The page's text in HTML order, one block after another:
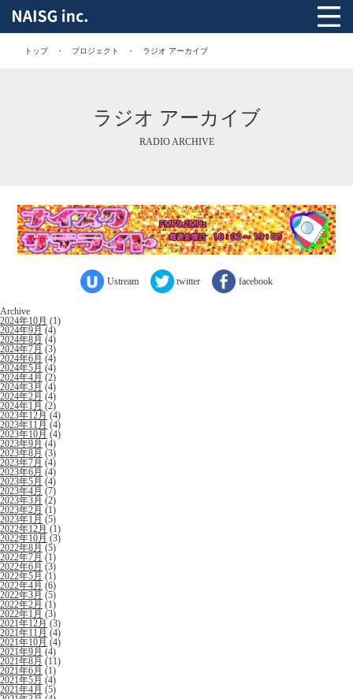
トップ プロジェクト ラジオ アーカイブ
ラジオ アーカイブ
RADIO ARCHIVE
Ustream twitter facebook
Archive
2024年10月 (1)
2024年9月 (4)
2024年8月 (4)
2024年7月 (3)
2024年6月 (4)
2024年5月 (4)
2024年4月 (2)
2024年3月 (4)
2024年2月 (4)
2024年1月 (2)
2023年12月(4)
2023年11月 (4)
2023年10月 (4)
2023年9月 (4)
2023年8月 (3)
2023年7月 (4)
2023年6月 (4)
2023年5月 (4)
2023年4月 (7)
2023年3月 (2)
2023年2月 (1)
2023年1月 (5)
2022年12月(1)
2022年10月 (3)
2022年8月 (5)
2022年7月 (1)
2022年6月 (3)
2022年5月 (1)
2022年4月 (6)
2022年3月 (5)
2022年2月 (1)
2022年1月 (3)
2021年12月(3)
2021年11月 (4)
2021年10月 (4)
2021年9月 (4)
2021年8月 (11)
2021年6月 (1)
2021年5月 (4)
2021年4月 (5)